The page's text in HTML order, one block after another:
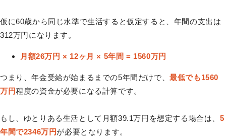
仮に60歳から同じ水準で生活すると仮定すると、年間の支出は
312万円になります。
月額26万円 × 12ヶ月 × 5年間 = 1560万円
つまり、年金受給が始まるまでの5年間だけで、最低でも1560
万円程度の資金が必要になる計算です。
もし、ゆとりある生活として月額39.1万円を想定する場合は、5
年間で2346万円が必要となります。